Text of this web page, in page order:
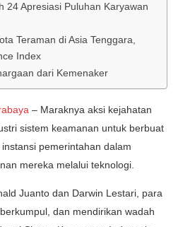
24 Apresiasi Puluhan Karyawan
Teraman di Asia Tenggara,
Index
dari Kemenaker
– Maraknya aksi kejahatan
sistem keamanan untuk berbuat
pemerintahan dalam
mereka melalui teknologi.
Juanto dan Darwin Lestari, para
dan mendirikan wadah